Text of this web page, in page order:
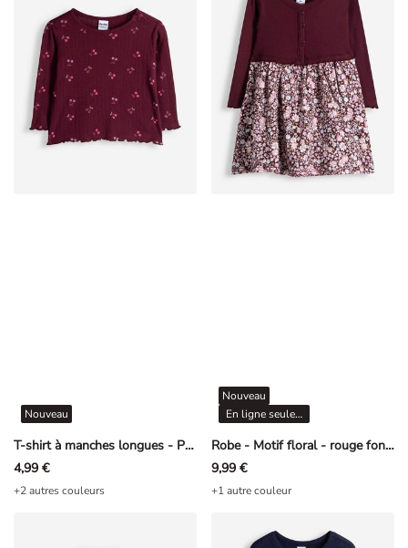
T-shirt à manches longues - Pointelle - rouge foncé
Nouveau
4,99 €
+2 autres couleurs
Robe - Motif floral - rouge foncé
Nouveau
En ligne seulement
9,99 €
+1 autre couleur